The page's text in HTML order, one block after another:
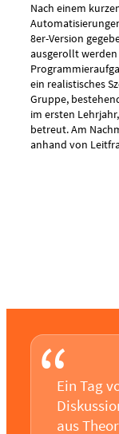
Nach einem
8er-Version
ausgerollt werden
ein realistisches
Gruppe,
im ersten
betreut. Am
anhand von
“Ein Tag
aus